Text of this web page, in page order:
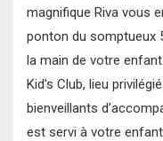
magnifique Riva vous
ponton du somptueux
la main de votre
Kid’s Club, lieu
bienveillants
est servi à votre